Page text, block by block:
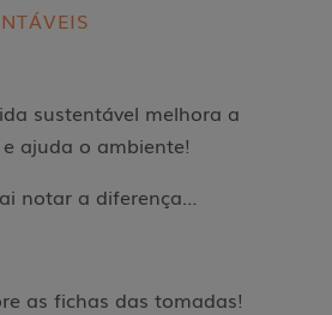
sustentável melhora a
ajuda o ambiente!
notar a diferença…
as fichas das tomadas!